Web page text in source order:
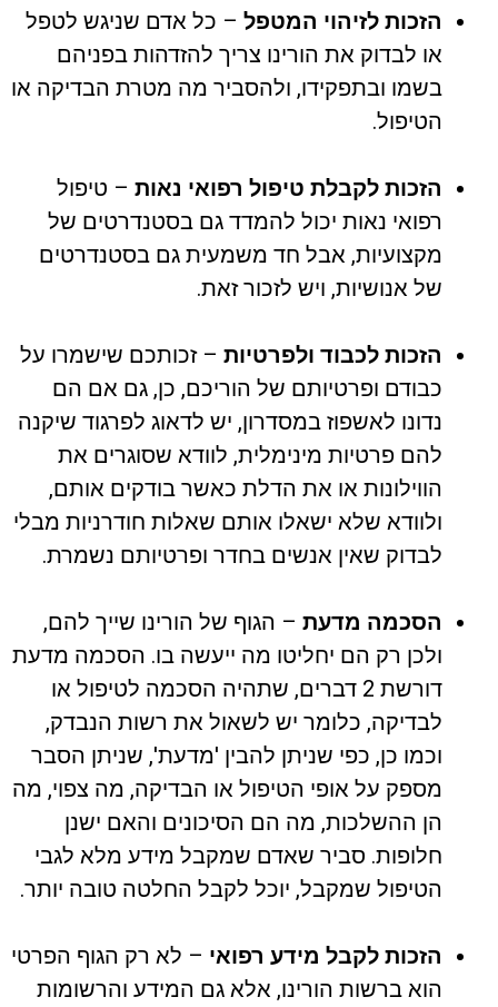
הזכות לזיהוי המטפל – כל אדם שניגש לטפל
או לבדוק את הורינו צריך להזדהות בפניהם
בשמו ובתפקידו, ולהסביר מה מטרת הבדיקה או
הטיפול.
הזכות לקבלת טיפול רפואי נאות – טיפול
רפואי נאות יכול להמדד גם בסטנדרטים של
מקצועיות, אבל חד משמעית גם בסטנדרטים
של אנושיות, ויש לזכור זאת.
הזכות לכבוד ולפרטיות – זכותכם שישמרו על
כבודם ופרטיותם של הוריכם, כן, גם אם הם
נדונו לאשפוז במסדרון, יש לדאוג לפרגוד שיקנה
להם פרטיות מינימלית, לוודא שסוגרים את
הווילונות או את הדלת כאשר בודקים אותם,
ולוודא שלא ישאלו אותם שאלות חודרניות מבלי
לבדוק שאין אנשים בחדר ופרטיותם נשמרת.
הסכמה מדעת – הגוף של הורינו שייך להם,
ולכן רק הם יחליטו מה ייעשה בו. הסכמה מדעת
דורשת 2 דברים, שתהיה הסכמה לטיפול או
לבדיקה, כלומר יש לשאול את רשות הנבדק,
וכמו כן, כפי שניתן להבין 'מדעת', שניתן הסבר
מספק על אופי הטיפול או הבדיקה, מה צפוי, מה
הן ההשלכות, מה הם הסיכונים והאם ישנן
חלופות. סביר שאדם שמקבל מידע מלא לגבי
הטיפול שמקבל, יוכל לקבל החלטה טובה יותר.
הזכות לקבל מידע רפואי – לא רק הגוף הפרטי
הוא ברשות הורינו, אלא גם המידע והרשומות